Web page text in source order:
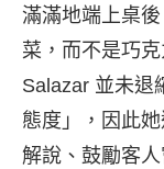
滿滿地端上桌
菜，而不是巧
Salazar 並未退
態度」，因此
解說、鼓勵客